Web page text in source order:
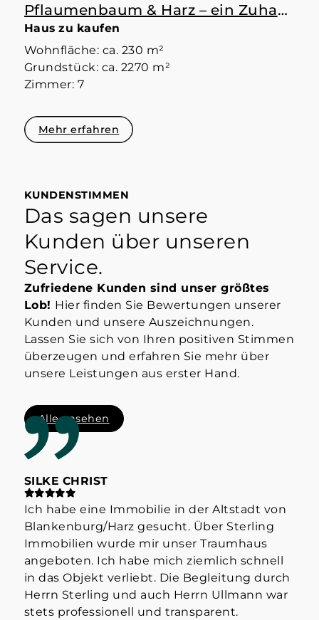
Pflaumenbaum & Harz – ein Zuhause mit Raum
Haus zu kaufen
Wohnfläche: ca. 230 m²
Grundstück: ca. 2270 m²
Zimmer: 7
Mehr erfahren
KUNDENSTIMMEN
Das sagen unsere
Kunden über unseren
Service.
Zufriedene Kunden sind unser größtes
Lob! Hier finden Sie Bewertungen unserer
Kunden und unsere Auszeichnungen.
Lassen Sie sich von Ihren positiven Stimmen
überzeugen und erfahren Sie mehr über
unsere Leistungen aus erster Hand.
Alle ansehen
SILKE CHRIST
Ich habe eine Immobilie in der Altstadt von
Blankenburg/Harz gesucht. Über Sterling
Immobilien wurde mir unser Traumhaus
angeboten. Ich habe mich ziemlich schnell
in das Objekt verliebt. Die Begleitung durch
Herrn Sterling und auch Herrn Ullmann war
stets professionell und transparent.